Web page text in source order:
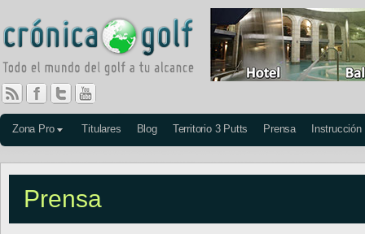
Zona Pro Titulares Blog Territorio 3 Putts Prensa Instrucción
Prensa